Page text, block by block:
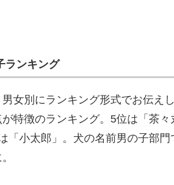
ランキング
女別にランキング形式でお伝え
特徴のランキング。5位は「茶
「小太郎」。犬の名前男の子部